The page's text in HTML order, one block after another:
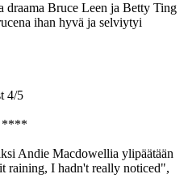
draama Bruce Leen ja Betty Ting
ihan hyvä ja selviytyi
4/5
****
Andie Macdowellia ylipäätään
raining, I hadn't really noticed",